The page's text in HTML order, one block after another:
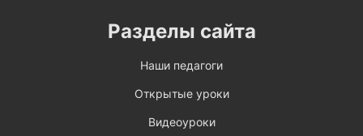
Разделы сайта
Наши педагоги
Открытые уроки
Видеоуроки